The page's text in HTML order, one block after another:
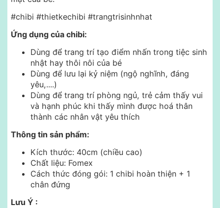
#chibi #thietkechibi #trangtrisinhnhat
Ứng dụng của chibi:
Dùng để trang trí tạo điểm nhấn trong tiệc sinh
nhật hay thôi nôi của bé
Dùng để lưu lại kỷ niệm (ngộ nghĩnh, đáng
yêu,....)
Dùng để trang trí phòng ngủ, trẻ cảm thấy vui
và hạnh phúc khi thấy mình được hoá thân
thành các nhân vật yêu thích
Thông tin sản phẩm:
Kích thước: 40cm (chiều cao)
Chất liệu: Fomex
Cách thức đóng gói: 1 chibi hoàn thiện + 1
chân đứng
Lưu Ý :